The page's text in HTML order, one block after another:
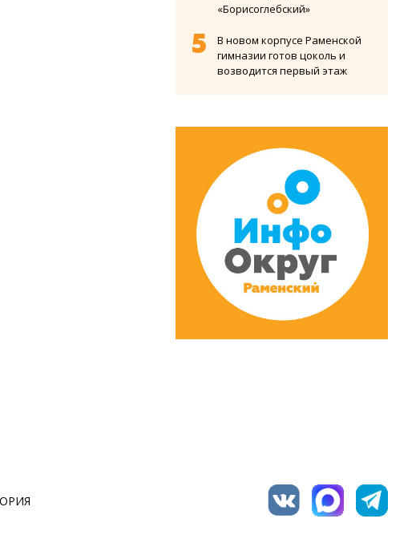
«Борисоглебский»
В новом корпусе Раменской
гимназии готов цоколь и
возводится первый этаж